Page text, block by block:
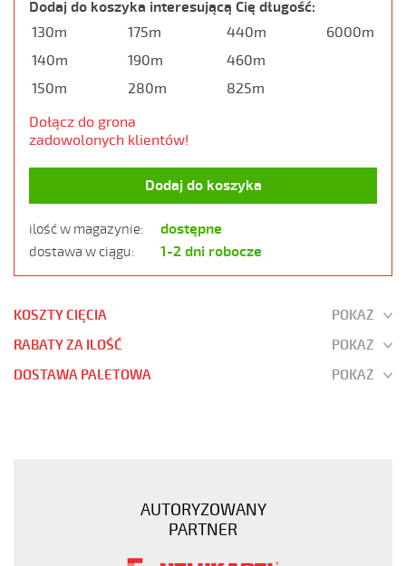
Dodaj do koszyka interesującą Cię długość:
130m
140m
150m
175m
190m
280m
440m
460m
825m
6000m
Dołącz do grona
zadowolonych klientów!
Dodaj do koszyka
ilość w magazynie: dostępne
dostawa w ciągu: 1-2 dni robocze
KOSZTY CIĘCIA
POKAŻ
RABATY ZA ILOŚĆ
POKAŻ
DOSTAWA PALETOWA
POKAŻ
AUTORYZOWANY
PARTNER